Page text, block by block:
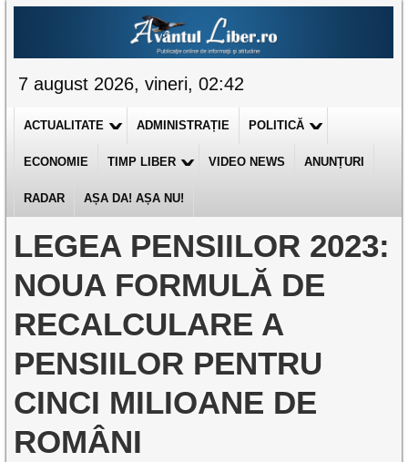
7 august 2026, vineri, 02:42
ACTUALITATE ADMINISTRAȚIE POLITICĂ
ECONOMIE TIMP LIBER VIDEO NEWS ANUNȚURI
RADAR AȘA DA! AȘA NU!
LEGEA PENSIILOR 2023:
NOUA FORMULĂ DE
RECALCULARE A
PENSIILOR PENTRU
CINCI MILIOANE DE
ROMÂNI